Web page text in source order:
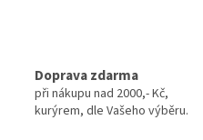
Doprava zdarma
při nákupu nad 2000,- Kč,
kurýrem, dle Vašeho výběru.